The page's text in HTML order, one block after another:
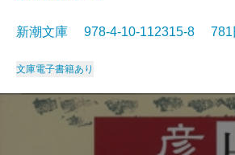
新潮文庫 978-4-10-112315-8
文庫電子書籍あり